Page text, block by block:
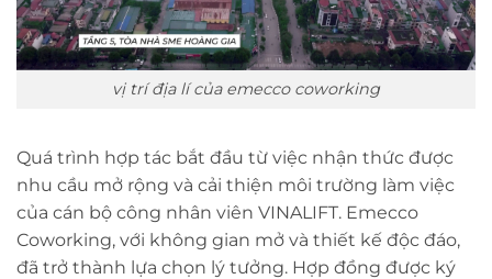
vị trí địa lí của emecco coworking
Quá trình hợp tác bắt đầu từ việc nhận thức được
nhu cầu mở rộng và cải thiện môi trường làm việc
của cán bộ công nhân viên VINALIFT. Emecco
Coworking, với không gian mở và thiết kế độc đáo,
đã trở thành lựa chọn lý tưởng. Hợp đồng được ký